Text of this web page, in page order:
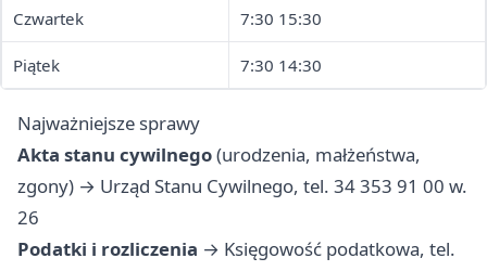
Czwartek 7:30 15:30
Piątek 7:30 14:30
Najważniejsze sprawy
Akta stanu cywilnego(urodzenia, małżeństwa,
zgony) → Urząd Stanu Cywilnego, tel. 34 353 91 00 w.
26
Podatki i rozliczenia → Księgowość podatkowa, tel.